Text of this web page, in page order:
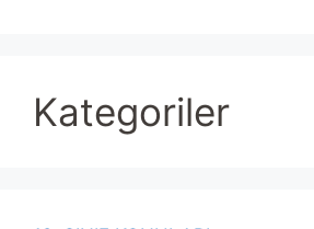
Kategoriler